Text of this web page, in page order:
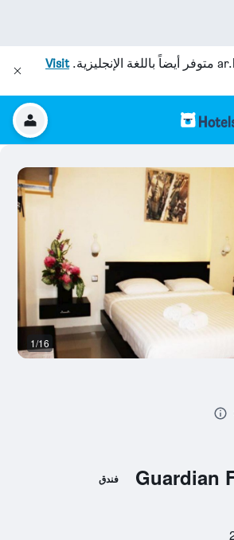
متوفر أيضاً باللغة الإنجليزية.Visit
Guardian فندق
1/16